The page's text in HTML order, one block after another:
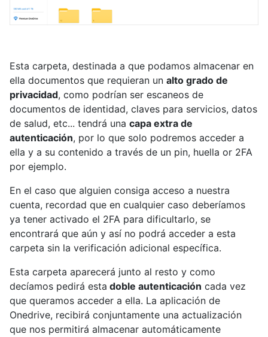
Esta carpeta, destinada a que podamos almacenar en
ella documentos que requieran un alto grado de
privacidad, como podrían ser escaneos de
documentos de identidad, claves para servicios, datos
de salud, etc... tendrá una capa extra de
autenticación, por lo que solo podremos acceder a
ella y a su contenido a través de un pin, huella or 2FA
por ejemplo.
En el caso que alguien consiga acceso a nuestra
cuenta, recordad que en cualquier caso deberíamos
ya tener activado el 2FA para dificultarlo, se
encontrará que aún y así no podrá acceder a esta
carpeta sin la verificación adicional específica.
Esta carpeta aparecerá junto al resto y como
decíamos pedirá esta doble autenticación cada vez
que queramos acceder a ella. La aplicación de
Onedrive, recibirá conjuntamente una actualización
que nos permitirá almacenar automáticamente